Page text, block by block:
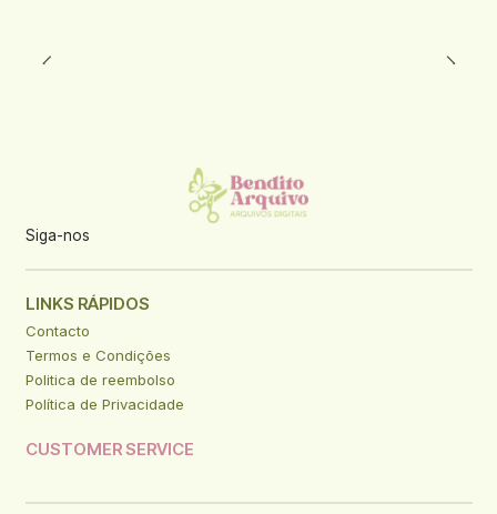
Siga-nos
LINKS RÁPIDOS
Contacto
Termos e Condições
Politica de reembolso
Política de Privacidade
CUSTOMER SERVICE